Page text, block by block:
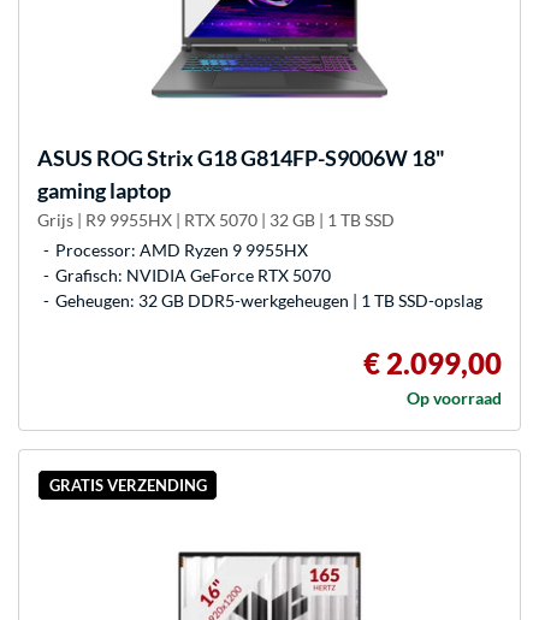
ASUS ROG Strix G18 G814FP-S9006W 18"
gaming laptop
Grijs | R9 9955HX | RTX 5070 | 32 GB | 1 TB SSD
Processor: AMD Ryzen 9 9955HX
Grafisch: NVIDIA GeForce RTX 5070
Geheugen: 32 GB DDR5-werkgeheugen | 1 TB SSD-opslag
€ 2.099,00
Op voorraad
GRATIS VERZENDING